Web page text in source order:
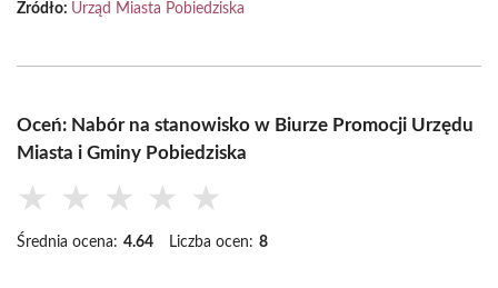
Źródło: Urząd Miasta Pobiedziska
Oceń: Nabór na stanowisko w Biurze Promocji Urzędu
Miasta i Gminy Pobiedziska
★ ★ ★ ★ ★
Średnia ocena: 4.64 Liczba ocen: 8